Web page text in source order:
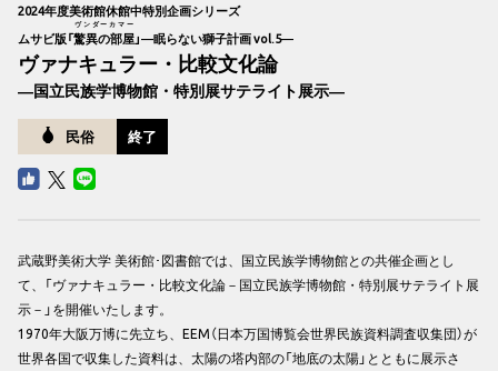
2024年度美術館休館中特別企画シリーズ
ムサビ版「驚異の部屋
ヴンダーカマー
」―眠らない獅子計画 vol.5―
ヴァナキュラー・比較文化論
―国立民族学博物館・特別展サテライト展示―
民俗 終了
武蔵野美術大学 美術館･図書館では、国立民族学博物館との共催企画とし
て、「ヴァナキュラー・比較文化論－国立民族学博物館・特別展サテライト展
示－」を開催いたします。
1970年大阪万博に先立ち、EEM（日本万国博覧会世界民族資料調査収集団）が
世界各国で収集した資料は、太陽の塔内部の「地底の太陽」とともに展示さ